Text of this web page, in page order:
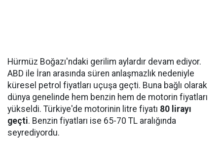
Hürmüz Boğazı'ndaki gerilim aylardır devam ediyor.
ABD ile İran arasında süren anlaşmazlık nedeniyle
küresel petrol fiyatları uçuşa geçti. Buna bağlı olarak
dünya genelinde hem benzin hem de motorin fiyatları
yükseldi. Türkiye'de motorinin litre fiyatı 80 lirayı
geçti. Benzin fiyatları ise 65-70 TL aralığında
seyrediyordu.